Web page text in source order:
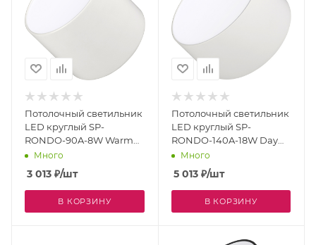
Потолочный светильник
LED круглый SP-
RONDO-90A-8W Warm
White (Arlight, IP40
Металл, 3 года) 021780
Много
3 013 ₽/шт
В КОРЗИНУ
Потолочный светильник
LED круглый SP-
RONDO-140A-18W Day
White (Arlight, IP40
Металл, 3 года) 021782
Много
5 013₽/шт
В КОРЗИНУ